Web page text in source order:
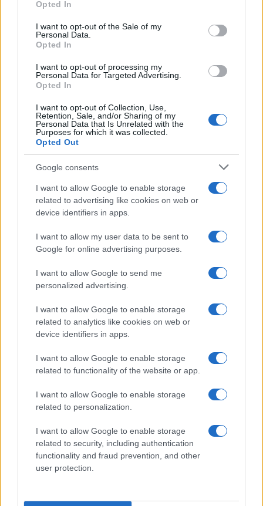
use your data for below specified purposes in below Google
consent section.
Opted In
I want to opt-out of the Sale of my
Personal Data.
Opted In
I want to opt-out of processing my
Personal Data for Targeted Advertising.
Opted In
I want to opt-out of Collection, Use,
Retention, Sale, and/or Sharing of my
Personal Data that Is Unrelated with the
Purposes for which it was collected.
Opted Out
Google consents
I want to allow Google to enable storage
related to advertising like cookies on web or
device identifiers in apps.
I want to allow my user data to be sent to
Google for online advertising purposes.
I want to allow Google to send me
personalized advertising.
I want to allow Google to enable storage
related to analytics like cookies on web or
device identifiers in apps.
I want to allow Google to enable storage
related to functionality of the website or app.
I want to allow Google to enable storage
related to personalization.
I want to allow Google to enable storage
related to security, including authentication
functionality and fraud prevention, and other
user protection.
NECROLOGIE
Martina Agostina Diturco
I nostri cari
I nostri cari
I nostri cari
Giovannimaria Cabras